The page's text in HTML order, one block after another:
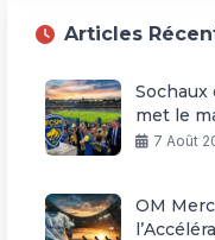
Articles
Sochaux
met le
7 Août
OM